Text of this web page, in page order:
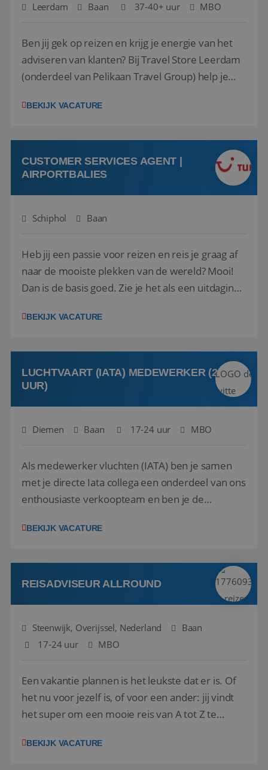
Leerdam Baan 37-40+ uur MBO
Ben jij gek op reizen en krijg je energie van het
adviseren van klanten? Bij Travel Store Leerdam
(onderdeel van Pelikaan Travel Group) help je
vinden. Samen maken we van elke reis een
hebt in de reisbranche of j...
BEKIJK VACATURE
CUSTOMER SERVICES AGENT |
AIRPORTBALIES
Schiphol Baan
Heb jij een passie voor reizen en reis je graag af
naar de mooiste plekken van de wereld? Mooi!
Dan is de basis goed. Zie je het als een uitdaging
het samenstellen en boeken van de perfecte
deze onderdelen zijn nu samen gevoegd...
BEKIJK VACATURE
LUCHTVAART (IATA) MEDEWERKER (24-32
UUR)
Diemen Baan 17-24 uur MBO
Als medewerker vluchten (IATA) ben je samen
met je directe Iata collega een onderdeel van ons
enthousiaste verkoopteam en ben je de
en tarieven waar je collega’s niet uitkomen.
kwaliteitsbewaking van alles wat met IATA te m...
BEKIJK VACATURE
REISADVISEUR ALLROUND
Steenwijk, Overijssel, Nederland
Baan
17-24 uur
MBO
Een vakantie plannen is het leukste dat er is. Of
het nu voor jezelf is, of voor een ander: jij vindt
het super om een mooie reis van A tot Z te
vakantiegangers de meest prachtige plekjes op
BEKIJK VACATURE